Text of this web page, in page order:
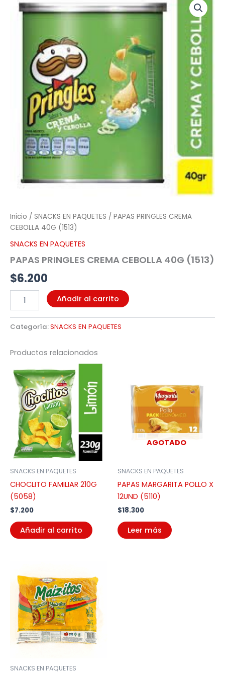
Inicio / SNACKS EN PAQUETES / PAPAS PRINGLES CREMA
CEBOLLA 40G (1513)
SNACKS EN PAQUETES
PAPAS PRINGLES CREMA CEBOLLA 40G (1513)
$6.200
PRINGLES
CREMA
cantidad
Añadir al carrito
Categoría:SNACKS EN PAQUETES
Productos relacionados
SNACKS EN PAQUETES
CHOCLITO FAMILIAR 210G
(5058)
$7.200
Añadir al carrito
AGOTADO
SNACKS EN PAQUETES
PAPAS MARGARITA POLLO X
12UND (5110)
$18.300
Leer más
SNACKS EN PAQUETES